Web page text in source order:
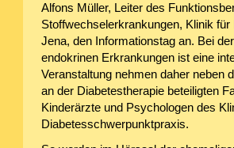
Alfons Müller, Leiter des
Stoffwechselerkrankungen, Klinik
Jena, den Informationstag an. Bei
endokrinen Erkrankungen ist eine
Veranstaltung nehmen daher neben
an der Diabetestherapie beteiligten
Kinderärzte und Psychologen des
Diabetesschwerpunktpraxis.